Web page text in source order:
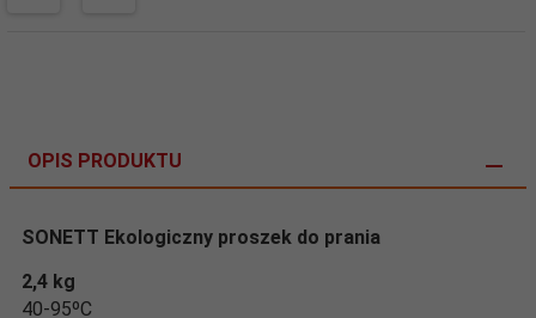
OPIS PRODUKTU
SONETT Ekologiczny proszek do prania
2,4 kg
40-95ºC